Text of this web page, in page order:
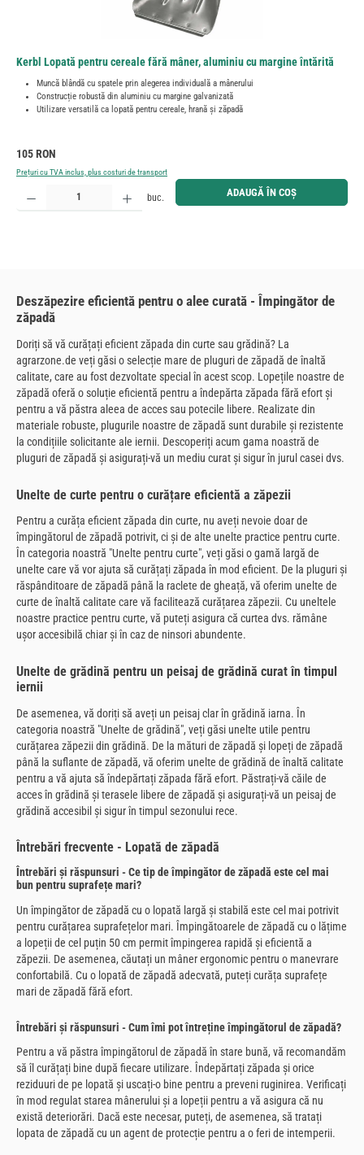
Kerbl Lopată pentru cereale fără mâner, aluminiu cu margine întărită
Muncă blândă cu spatele prin alegerea individuală a mânerului
Construcție robustă din aluminiu cu margine galvanizată
Utilizare versatilă ca lopată pentru cereale, hrană și zăpadă
Preț obișnuit:
105 RON
Prețuri cu TVA inclus, plus costuri de transport
Cantitate produs: Introduceți cantitatea dorită sau utilizați butoanele pentru a mări sau micșora
buc. ADAUGĂ ÎN COȘ
Deszăpezire eficientă pentru o alee curată - Împingător de
zăpadă
Doriți să vă curățați eficient zăpada din curte sau grădină? La
agrarzone.de veți găsi o selecție mare de pluguri de zăpadă de înaltă
calitate, care au fost dezvoltate special în acest scop. Lopețile noastre de
zăpadă oferă o soluție eficientă pentru a îndepărta zăpada fără efort și
pentru a vă păstra aleea de acces sau potecile libere. Realizate din
materiale robuste, plugurile noastre de zăpadă sunt durabile și rezistente
la condițiile solicitante ale iernii. Descoperiți acum gama noastră de
pluguri de zăpadă și asigurați-vă un mediu curat și sigur în jurul casei dvs.
Unelte de curte pentru o curățare eficientă a zăpezii
Pentru a curăța eficient zăpada din curte, nu aveți nevoie doar de
împingătorul de zăpadă potrivit, ci și de alte unelte practice pentru curte.
În categoria noastră "Unelte pentru curte", veți găsi o gamă largă de
unelte care vă vor ajuta să curățați zăpada în mod eficient. De la pluguri și
răspânditoare de zăpadă până la raclete de gheață, vă oferim unelte de
curte de înaltă calitate care vă facilitează curățarea zăpezii. Cu uneltele
noastre practice pentru curte, vă puteți asigura că curtea dvs. rămâne
ușor accesibilă chiar și în caz de ninsori abundente.
Unelte de grădină pentru un peisaj de grădină curat în timpul
iernii
De asemenea, vă doriți să aveți un peisaj clar în grădină iarna. În
categoria noastră "Unelte de grădină", veți găsi unelte utile pentru
curățarea zăpezii din grădină. De la mături de zăpadă și lopeți de zăpadă
până la suflante de zăpadă, vă oferim unelte de grădină de înaltă calitate
pentru a vă ajuta să îndepărtați zăpada fără efort. Păstrați-vă căile de
acces în grădină și terasele libere de zăpadă și asigurați-vă un peisaj de
grădină accesibil și sigur în timpul sezonului rece.
Întrebări frecvente - Lopată de zăpadă
Întrebări și răspunsuri - Ce tip de împingător de zăpadă este cel mai
bun pentru suprafețe mari?
Un împingător de zăpadă cu o lopată largă și stabilă este cel mai potrivit
pentru curățarea suprafețelor mari. Împingătoarele de zăpadă cu o lățime
a lopeții de cel puțin 50 cm permit împingerea rapidă și eficientă a
zăpezii. De asemenea, căutați un mâner ergonomic pentru o manevrare
confortabilă. Cu o lopată de zăpadă adecvată, puteți curăța suprafețe
mari de zăpadă fără efort.
Întrebări și răspunsuri - Cum îmi pot întreține împingătorul de zăpadă?
Pentru a vă păstra împingătorul de zăpadă în stare bună, vă recomandăm
să îl curățați bine după fiecare utilizare. Îndepărtați zăpada și orice
reziduuri de pe lopată și uscați-o bine pentru a preveni ruginirea. Verificați
în mod regulat starea mânerului și a lopeții pentru a vă asigura că nu
există deteriorări. Dacă este necesar, puteți, de asemenea, să tratați
lopata de zăpadă cu un agent de protecție pentru a o feri de intemperii.